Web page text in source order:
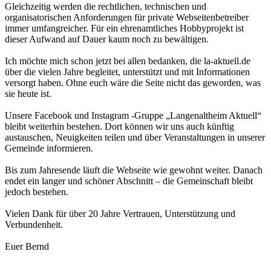
Gleichzeitig werden die rechtlichen, technischen und
organisatorischen Anforderungen für private Webseitenbetreiber
immer umfangreicher. Für ein ehrenamtliches Hobbyprojekt ist
dieser Aufwand auf Dauer kaum noch zu bewältigen.
Ich möchte mich schon jetzt bei allen bedanken, die la-aktuell.de
über die vielen Jahre begleitet, unterstützt und mit Informationen
versorgt haben. Ohne euch wäre die Seite nicht das geworden, was
sie heute ist.
Unsere Facebook und Instagram -Gruppe „Langenaltheim Aktuell“
bleibt weiterhin bestehen. Dort können wir uns auch künftig
austauschen, Neuigkeiten teilen und über Veranstaltungen in unserer
Gemeinde informieren.
Bis zum Jahresende läuft die Webseite wie gewohnt weiter. Danach
endet ein langer und schöner Abschnitt – die Gemeinschaft bleibt
jedoch bestehen.
Vielen Dank für über 20 Jahre Vertrauen, Unterstützung und
Verbundenheit.
Euer Bernd